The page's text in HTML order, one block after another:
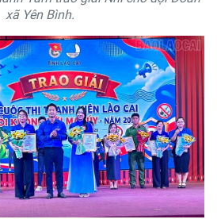
xã Yên Bình.